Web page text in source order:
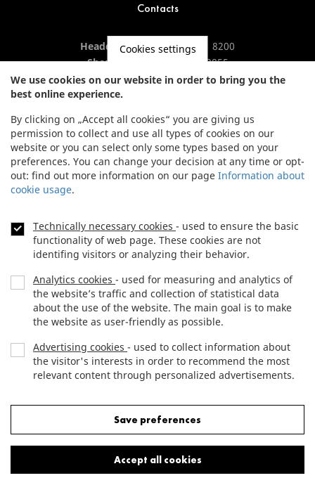
Contacts
Headquarters: +421 2 5941 8200
Showroom:
+421 2 5941 8855
Footer
menu
CONTACT
BONDS
DATA PROTECTION
Copyright (c) 2012 JTRE.
Cookies settings
We use cookies on our website in order to bring you the
best online experience.
By clicking on „Accept all cookies“ you are giving us
permission to collect and use all types of cookies on our
website or you can select only some types based on your
preferences. You can change your decision at any time or opt-
out: find out more information on our page Information about
cookie usage.
Technically necessary cookies - used to ensure the basic
functionality of web page. These cookies are not
identifing visitors or analyzing their behavior.
Analytics cookies - used for measuring and analytics of
the website’s traffic and collection of statistical data
about the use of the website. The main goal is to make
the website as user-friendly as possible.
Advertising cookies - used to collect information about
the visitor's interests in order to recommend the most
relevant content through personalized advertisements.
Save preferences
Accept all cookies
Reject all cookies